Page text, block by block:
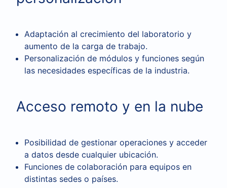
Adaptación al crecimiento del laboratorio y
aumento de la carga de trabajo.
Personalización de módulos y funciones según
las necesidades específicas de la industria.
Acceso remoto y en la nube
Posibilidad de gestionar operaciones y acceder
a datos desde cualquier ubicación.
Funciones de colaboración para equipos en
distintas sedes o países.